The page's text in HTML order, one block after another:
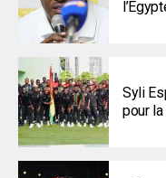
Syli
pour la